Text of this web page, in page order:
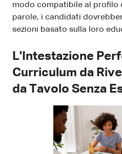
modo compatibile al profilo
parole, i candidati
sezioni basato sulla loro
L'Intestazione
Curriculum da
da Tavolo Senza